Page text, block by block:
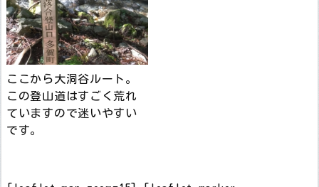
ここから大洞谷ルート。
この登山道はすごく荒れ
ていますので迷いやすい
です。